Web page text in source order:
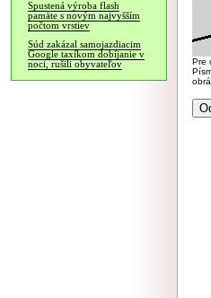
Spustená výroba flash
pamäte s novým najvyšším
počtom vrstiev
Súd zakázal samojazdiacim
Google taxíkom dobíjanie v
noci, rušili obyvateľov
Pre